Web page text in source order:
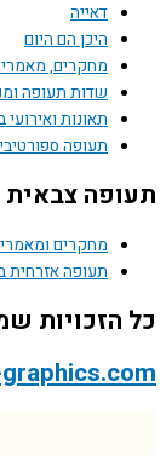
דאייה
היכן הם היום
מחקרים, מאמרים
שדות תעופה ומנחתים
תאונות ואירועי
תעופה ספורטיבית
צבאית
מחקרים ומאמרים
תעופה אזרחית בארץ